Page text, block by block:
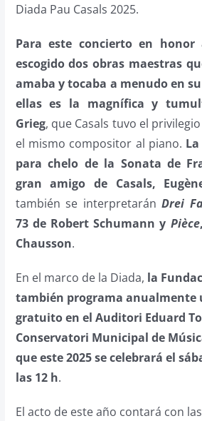
Diada Pau Casals 2025.
Para este concierto en honor
escogido dos obras maestras
amaba y tocaba a menudo en
ellas es la magnífica y
Grieg, que Casals tuvo el
el mismo compositor al piano.
para chelo de la Sonata de
gran amigo de Casals,
también se interpretaránDrei
73 de Robert Schumann y Pièce
Chausson.
En el marco de la Diada, la
también programa anualmente
gratuito en el Auditori Eduard
Conservatori Municipal de
que este 2025 se celebrará el
las 12 h.
El acto de este año contará con